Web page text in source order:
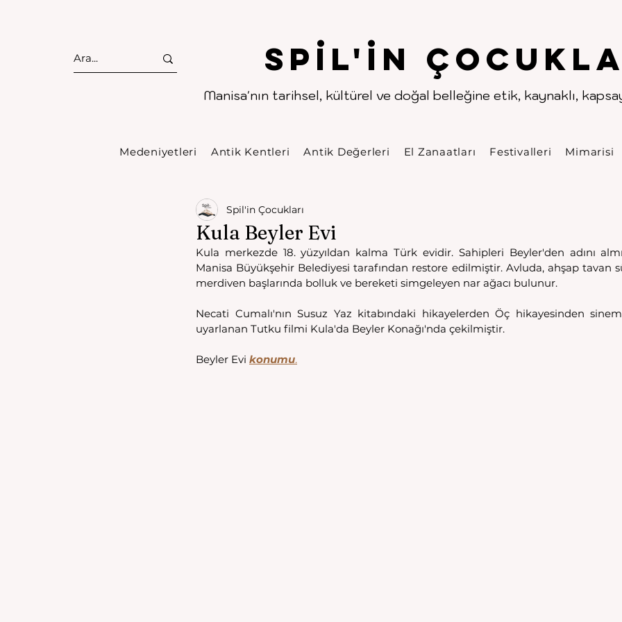
Spıl'in
Manisa'nın tarihsel, kültürel ve doğal belleğine etik, kaynaklı,
. .
Medeniyetleri Antik Kentleri Antik Değerleri El Zanaatları Festivalleri Mimarisi
Kula Beyler Evi
Spil'in Çocukları
Kula merkezde 18. yüzyıldan kalma Türk evidir. Sahipleri Beyler'den adını
Manisa Büyükşehir Belediyesi tarafından restore edilmiştir. Avluda, ahşap tavan
merdiven başlarında bolluk ve bereketi simgeleyen nar ağacı bulunur.
Necati Cumalı'nın Susuz Yaz kitabındaki hikayelerden Öç hikayesinden
uyarlanan Tutku filmi Kula'da Beyler Konağı'nda çekilmiştir.
Beyler Evi konumu.